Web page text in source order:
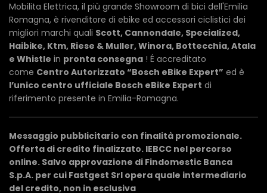
Mobilita Elettrica, il più grande Showroom di bici dell'Emilia
Romagna, è rivenditore di ebike ed accessori ciclistici dei
migliori marchi quali Scott, Cannondale, Specialized,
Haibike, Ktm, Riese & Muller, Winora, Bottecchia, Atala
e Whistle in pronta consegna ! É accreditato
come Centro Autorizzato “Bosch eBike Expert” ed è
l’unico centro ufficiale Bosch eBike Expert di
riferimento presente in Emilia-Romagna.
Messaggio pubblicitario con finalità promozionale.
Offerta di credito finalizzato. IEBCC nel percorso
online. Salvo approvazione di Findomestic Banca
S.p.A. per cui Fastgest Srl opera quale intermediario
del credito, non in esclusiva